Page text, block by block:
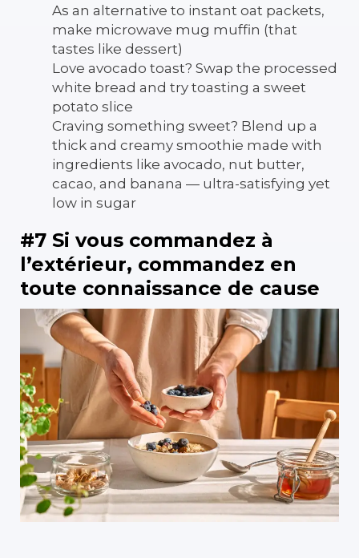
As an alternative to instant oat packets,
make microwave mug muffin (that
tastes like dessert)
Love avocado toast? Swap the processed
white bread and try toasting a sweet
potato slice
Craving something sweet? Blend up a
thick and creamy smoothie made with
ingredients like avocado, nut butter,
cacao, and banana — ultra-satisfying yet
low in sugar
#7 Si vous commandez à
l’extérieur, commandez en
toute connaissance de cause